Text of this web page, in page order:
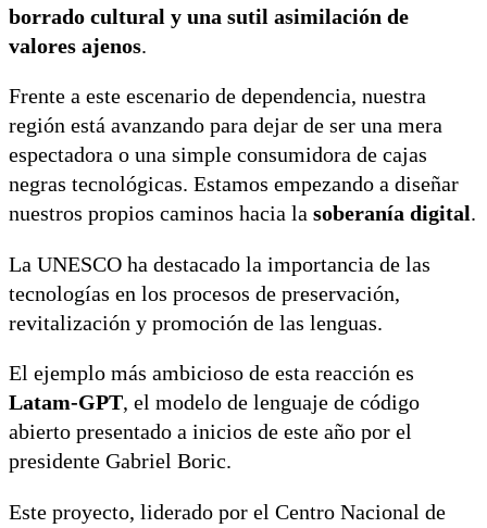
borrado cultural y una sutil asimilación de
valores ajenos.
Frente a este escenario de dependencia, nuestra
región está avanzando para dejar de ser una mera
espectadora o una simple consumidora de cajas
negras tecnológicas. Estamos empezando a diseñar
nuestros propios caminos hacia la soberanía digital.
La UNESCO ha destacado la importancia de las
tecnologías en los procesos de preservación,
revitalización y promoción de las lenguas.
El ejemplo más ambicioso de esta reacción es
Latam-GPT, el modelo de lenguaje de código
abierto presentado a inicios de este año por el
presidente Gabriel Boric.
Este proyecto, liderado por el Centro Nacional de